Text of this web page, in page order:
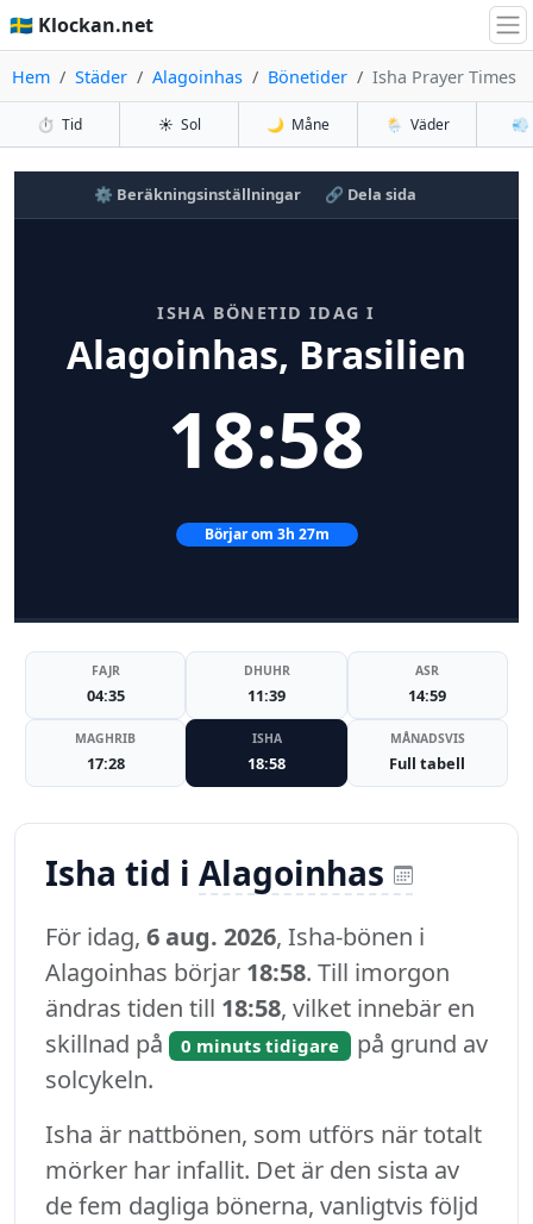
🇸🇪 Klockan.net
Hem Städer Alagoinhas Bönetider Isha Prayer Times
⏱️ Tid ☀️ Sol 🌙 Måne 🌦️ Väder 💨
⚙️ Beräkningsinställningar 🔗 Dela sida
ISHA BÖNETID IDAG I
Alagoinhas, Brasilien
18:58
Börjar om 3h 27m
FAJR
04:35
DHUHR
11:39
ASR
14:59
MAGHRIB
17:28
ISHA
18:58
MÅNADSVIS
Full tabell
Isha tid i Alagoinhas
För idag, 6 aug. 2026, Isha-bönen i
Alagoinhas börjar 18:58. Till imorgon
ändras tiden till 18:58, vilket innebär en
skillnad på
0 minuts tidigare på grund av
solcykeln.
Isha är nattbönen, som utförs när totalt
mörker har infallit. Det är den sista av
de fem dagliga bönerna, vanligtvis följd